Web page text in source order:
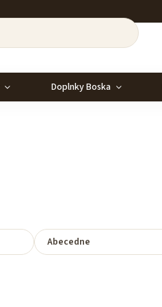
Doplnky Boska
Abecedne